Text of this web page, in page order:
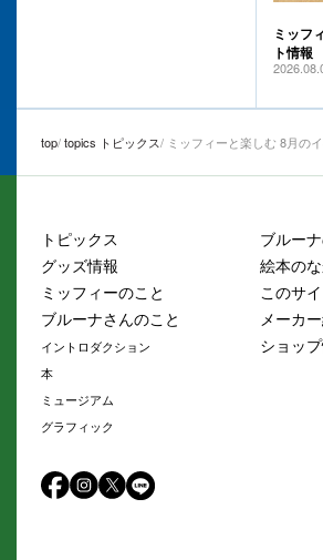
ミッフ
ト情報
top topics トピックス ミッフィーと楽しむ 8月の
トピックス
グッズ情報
ミッフィーのこと
ブルーナさんのこと
イントロダクション
本
ミュージアム
グラフィック
ブルー
絵本の
このサ
メーカ
ショッ